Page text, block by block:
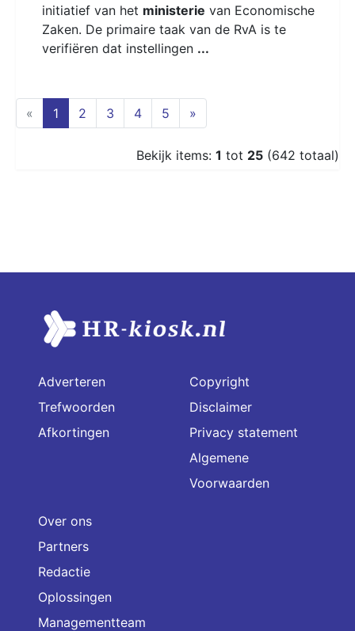
initiatief van het ministerie van Economische
Zaken. De primaire taak van de RvA is te
verifiëren dat instellingen ...
« 1 (current)
2 3 4 5 »
Bekijk items: 1 tot 25 (642 totaal)
Adverteren
Trefwoorden
Afkortingen
Copyright
Disclaimer
Privacy statement
Algemene
Voorwaarden
Over ons
Partners
Redactie
Oplossingen
Managementteam